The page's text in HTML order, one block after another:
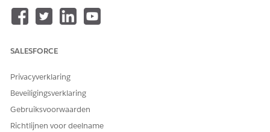
Belangrijke stappen in de werkstroom Zoeken in
voertuigdefinities
hebben in de zoekwerkstroom voor voertuigdefinities in
Een configuratie van zoekcriteria maken voor zoeken in
voertuigdefinities
Maak een configuratie voor zoekcriteria om de
te ontwerpen. U kunt bepalen welke velden gebruikers als
SALESFORCE
Privacyverklaring
Beveiligingsverklaring
Gebruiksvoorwaarden
Richtlijnen voor deelname